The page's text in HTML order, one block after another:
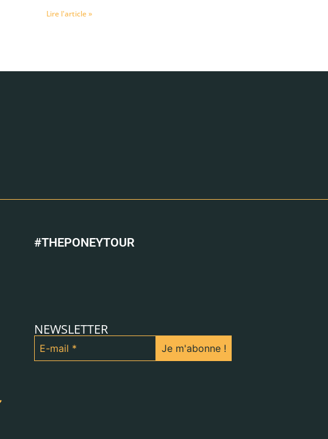
Lire l'article »
#THEPONEYTOUR
NEWSLETTER